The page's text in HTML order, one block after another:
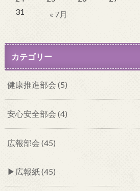
31
« 7月
カテゴリー
健康推進部会 (5)
安心安全部会 (4)
広報部会 (45)
広報紙 (45)